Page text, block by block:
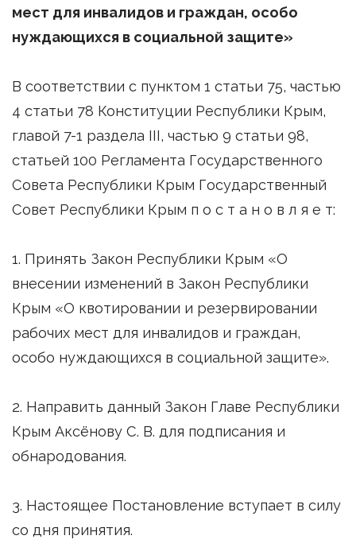
мест для инвалидов и граждан, особо
нуждающихся в социальной защите»
В соответствии с пунктом 1 статьи 75, частью
4 статьи 78 Конституции Республики Крым,
главой 7-1 раздела III, частью 9 статьи 98,
статьей 100 Регламента Государственного
Совета Республики Крым Государственный
Совет Республики Крым п о с т а н о в л я е т:
1. Принять Закон Республики Крым «О
внесении изменений в Закон Республики
Крым «О квотировании и резервировании
рабочих мест для инвалидов и граждан,
особо нуждающихся в социальной защите».
2. Направить данный Закон Главе Республики
Крым Аксёнову С. В. для подписания и
обнародования.
3. Настоящее Постановление вступает в силу
со дня принятия.